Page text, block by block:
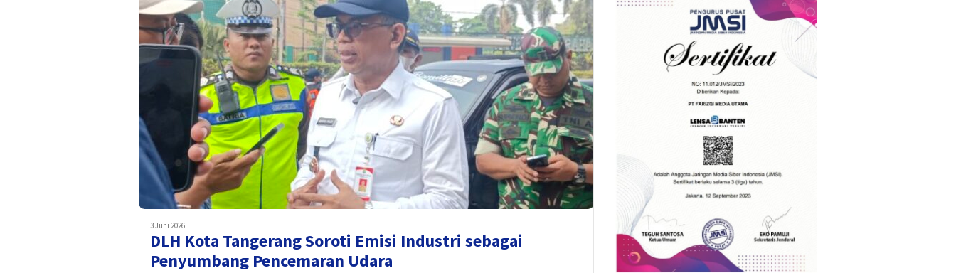
3 Juni 2026
DLH Kota Tangerang Soroti Emisi Industri sebagai
Penyumbang Pencemaran Udara